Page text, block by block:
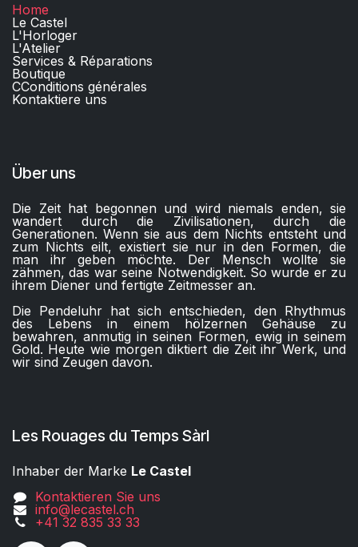
Home
Le Castel
L'Horloger
L'Atelier
Services & Réparations
Boutique
CConditions générales
Kontaktiere uns​
Über uns
Die Zeit hat begonnen und wird niemals enden, sie
wandert durch die Zivilisationen, durch die
Generationen. Wenn sie aus dem Nichts entsteht und
zum Nichts eilt, existiert sie nur in den Formen, die
man ihr geben möchte. Der Mensch wollte sie
zähmen, das war seine Notwendigkeit. So wurde er zu
ihrem Diener und fertigte Zeitmesser an.
Die Pendeluhr hat sich entschieden, den Rhythmus
des Lebens in einem hölzernen Gehäuse zu
bewahren, anmutig in seinen Formen, ewig in seinem
Gold. Heute wie morgen diktiert die Zeit ihr Werk, und
wir sind Zeugen davon.
Les Rouages du Temps Sàrl
Inhaber der Marke Le Castel
Kontaktieren Sie uns
info@lecastel.ch
+41 32 835 33 33